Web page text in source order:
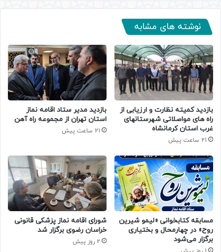
نوشته های مشابه
بازدید کمیته نظارت و ارزیابی از
راه های مواصلاتی شهرستانهای
غرب استان کرمانشاه
21 ساعت پیش
بازدید مدیر ستاد اقامه نماز
استان تهران از مجموعه راه آهن
21 ساعت پیش
مسابقه کتابخوانی «لیمو شیرین
روح» در چهارمحال و بختیاری
برگزار می‌شود
شورای اقامه نماز پزشکی قانونی
خراسان رضوی برگزار شد
2 روز پیش